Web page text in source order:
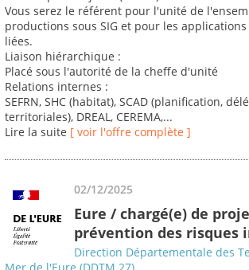
Vous serez le référent pour l'unité de
productions sous SIG et pour les
liées.
Liaison hiérarchique :
Placé sous l'autorité de la cheffe d'unité
Relations internes :
SEFRN, SHC (habitat), SCAD (planification,
territoriales), DREAL, CEREMA,...
Lire la suite [ voir l'offre complète ]
02/12/2025
Eure / chargé(e) de
prévention des risques
Direction Départementale des